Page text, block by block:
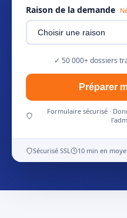
Raison de la demande
✓ 50 000+ dossiers
Préparer
Formulaire sécurisé ·
Sécurisé SSL 10 min en